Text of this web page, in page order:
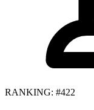
RANKING: #422